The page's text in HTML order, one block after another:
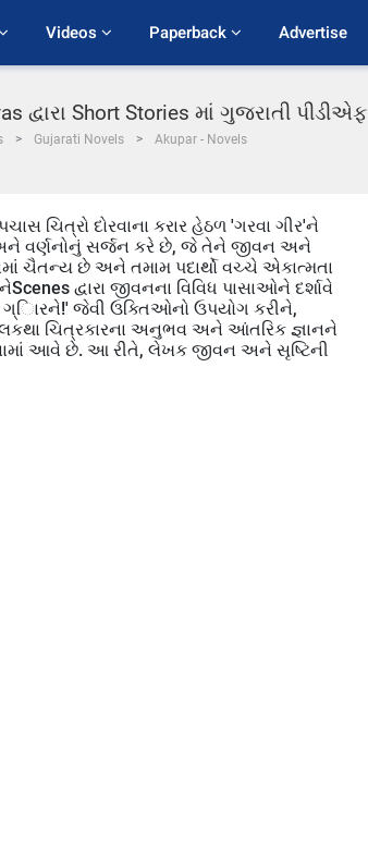
Videos Paperback Advertise
દ્વારા Short Stories માં ગુજરાતી પીડીએફ
Gujarati Novels Akupar - Novels
ચિત્રો દોરવાના કરાર હેઠળ 'ગરવા ગીર'ને
વર્ણનોનું સર્જન કરે છે, જે તેને જીવન અને
ચૈતન્ય છે અને તમામ પદાર્થો વચ્ચે એકાત્મતા
દ્વારા જીવનના વિવિધ પાસાઓને દર્શાવે
ગ્િારને!' જેવી ઉક્તિઓનો ઉપયોગ કરીને,
ચિત્રકારના અનુભવ અને આંતરિક જ્ઞાનને
આવે છે. આ રીતે, લેખક જીવન અને સૃષ્ટિની